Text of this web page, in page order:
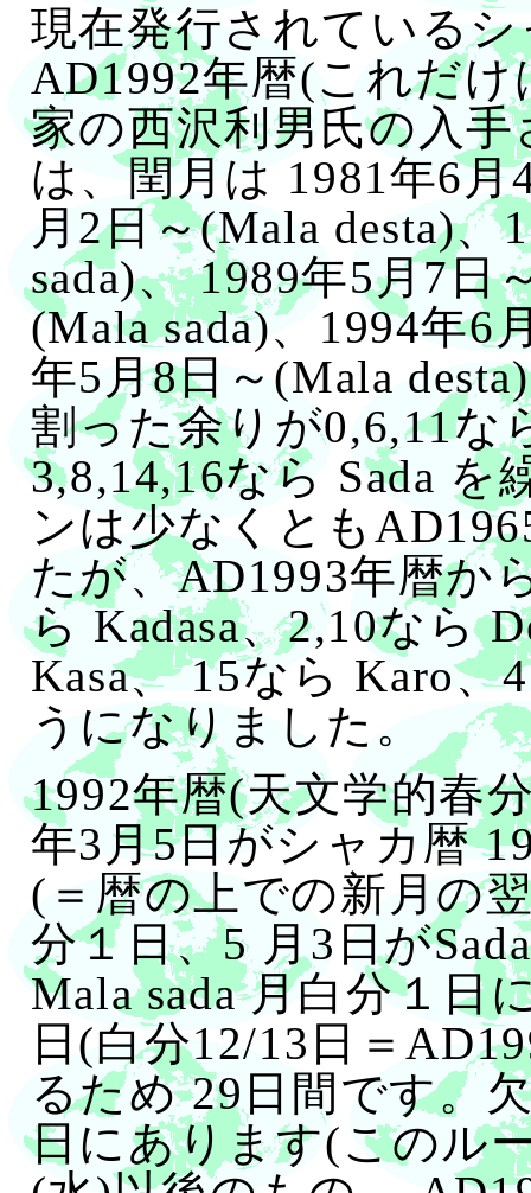
現在発行されている
AD1992年暦(これだけ
家の西沢利男氏の入
は、閏月は 1981年6月
月2日～(Mala desta)
sada)、 1989年5月7日
(Mala sada)、1994年6
年5月8日～(Mala
割った余りが0,6,11な
3,8,14,16なら Sada
ンは少なくとも
たが、AD1993年暦か
ら Kadasa、2,10なら
Kasa、 15なら Karo
うになりました。
1992年暦(天文学的春
年3月5日がシャカ暦
(＝暦の上での新月の
分１日、5 月3日が
Mala sada 月白分１日
日(白分12/13日＝
るため 29日間です。
日にあります(このル